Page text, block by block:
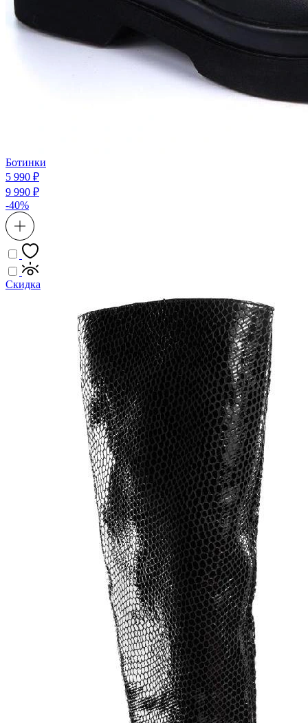
Ботинки
5 990 ₽
9 990 ₽
-40%
Скидка